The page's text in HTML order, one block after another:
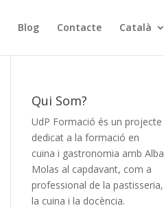
Blog Contacte Català
Qui Som?
UdP Formació és un projecte
dedicat a la formació en
cuina i gastronomia amb Alba
Molas al capdavant, com a
professional de la pastisseria,
la cuina i la docència.